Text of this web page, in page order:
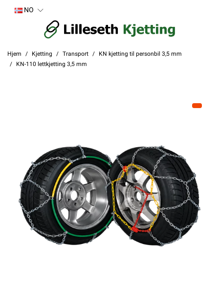
NO
Hjem Kjetting Transport
KN kjetting til personbil 3,5 mm
KN-110 lettkjetting 3,5 mm